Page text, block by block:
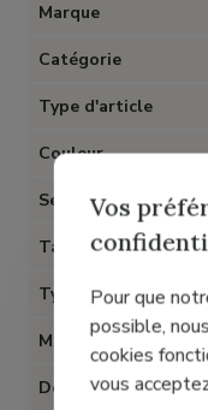
Marque
Catégorie
Type d'article
Couleur
Semelles amovibles
Talon
Type talon
Matière
Doublure
Vos
Pour que
possible,
cookies
vous